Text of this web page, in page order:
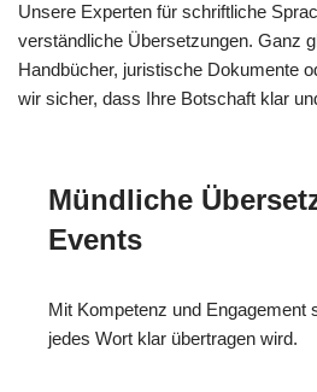
Unsere Experten für schriftliche
verständliche Übersetzungen. Ganz
Handbücher, juristische Dokumente
wir sicher, dass Ihre Botschaft klar
Mündliche
Events
Mit Kompetenz und Engagement
jedes Wort klar übertragen wird.